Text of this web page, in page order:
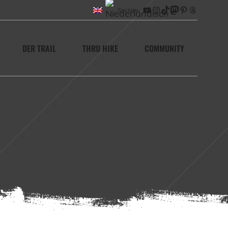
Socials
YouTube
Instagram
TikTokMastodon
Pinterest
Threads
DER TRAIL THRU HIKE COMMUNITY